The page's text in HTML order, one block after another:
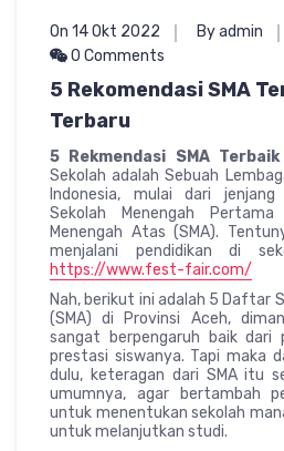
On 14 Okt 2022 By admin
0 Comments
5 Rekomendasi SMA
Terbaru
5 Rekmendasi SMA
Sekolah adalah Sebuah
Indonesia, mulai dari
Sekolah Menengah
Menengah Atas (SMA).
menjalani pendidikan di
https://www.fest-fair.com/
Nah, berikut ini adalah 5 Daftar
(SMA) di Provinsi Aceh,
sangat berpengaruh baik dari
prestasi siswanya. Tapi maka
dulu, keteragan dari SMA itu
umumnya, agar bertambah
untuk menentukan sekolah
untuk melanjutkan studi.